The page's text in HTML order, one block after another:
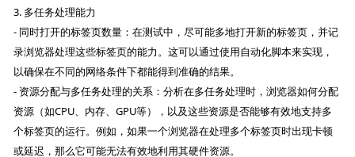
3. 多任务处理能力
- 同时打开的标签页数量：在测试中，尽可能多地打开新的标签页，并记
录浏览器处理这些标签页的能力。这可以通过使用自动化脚本来实现，
以确保在不同的网络条件下都能得到准确的结果。
- 资源分配与多任务处理的关系：分析在多任务处理时，浏览器如何分配
资源（如CPU、内存、GPU等），以及这些资源是否能够有效地支持多
个标签页的运行。例如，如果一个浏览器在处理多个标签页时出现卡顿
或延迟，那么它可能无法有效地利用其硬件资源。